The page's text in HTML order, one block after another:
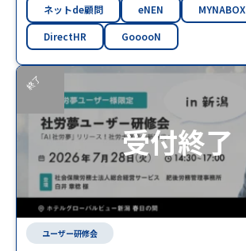
ネットde顧問
eNEN
MYNABOX
DirectHR
GooooN
終了
受付終了
ユーザー研修会